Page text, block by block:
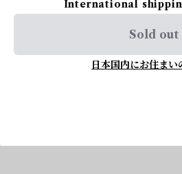
International
Sold out
日本国内にお住まい